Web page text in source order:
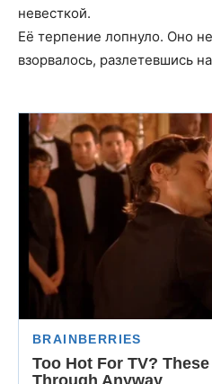
невесткой.
Её терпение лопнуло. Оно
взорвалось, разлетевшись